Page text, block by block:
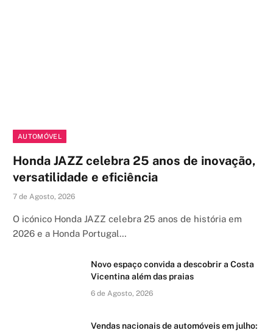
AUTOMÓVEL
Honda JAZZ celebra 25 anos de inovação,
versatilidade e eficiência
7 de Agosto, 2026
O icónico Honda JAZZ celebra 25 anos de história em
2026 e a Honda Portugal…
Novo espaço convida a descobrir a Costa
Vicentina além das praias
6 de Agosto, 2026
Vendas nacionais de automóveis em julho: